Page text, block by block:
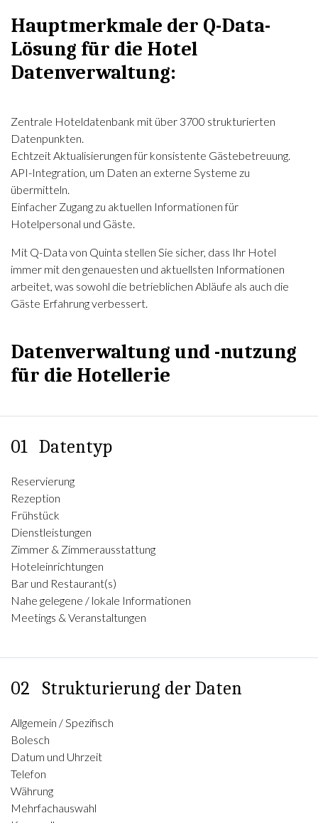
Hauptmerkmale der Q-Data-
Lösung für die Hotel
Datenverwaltung:
Zentrale Hoteldatenbank mit über 3700 strukturierten
Datenpunkten.
Echtzeit Aktualisierungen für konsistente Gästebetreuung.
API-Integration, um Daten an externe Systeme zu
übermitteln.
Einfacher Zugang zu aktuellen Informationen für
Hotelpersonal und Gäste.
Mit Q-Data von Quinta stellen Sie sicher, dass Ihr Hotel
immer mit den genauesten und aktuellsten Informationen
arbeitet, was sowohl die betrieblichen Abläufe als auch die
Gäste Erfahrung verbessert.
Datenverwaltung und -nutzung
für die Hotellerie
01 Datentyp
Reservierung
Rezeption
Frühstück
Dienstleistungen
Zimmer & Zimmerausstattung
Hoteleinrichtungen
Bar und Restaurant(s)
Nahe gelegene / lokale Informationen
Meetings & Veranstaltungen
02 Strukturierung der Daten
Allgemein / Spezifisch
Bolesch
Datum und Uhrzeit
Telefon
Währung
Mehrfachauswahl